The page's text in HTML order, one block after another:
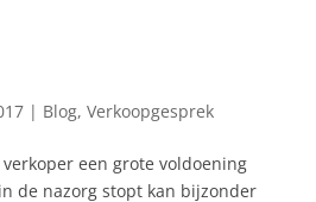
| Blog, Verkoopgesprek
een grote voldoening
de nazorg stopt kan bijzonder